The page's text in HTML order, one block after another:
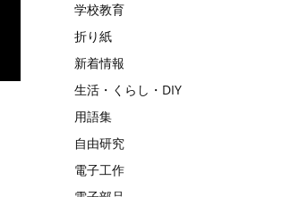
学校教育
折り紙
新着情報
生活・くらし・DIY
用語集
自由研究
電子工作